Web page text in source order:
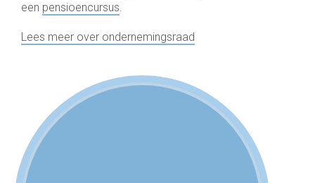
een pensioencursus.
Lees meer over ondernemingsraad